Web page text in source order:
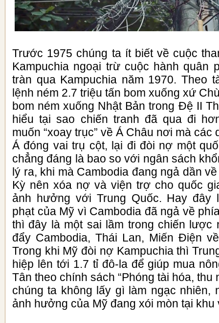
Trước 1975 chúng ta ít biết về cuộc
Kampuchia ngoại trừ cuộc hành quân
tràn qua Kampuchia năm 1970. Theo
lệnh ném 2.7 triệu tấn bom xuống xứ
bom ném xuống Nhật Bản trong Đệ II
hiểu tại sao chiến tranh đã qua đi
muốn “xoay trục” về Á Châu nơi mà
Á đóng vai trụ cột, lại đi đòi nợ một
chẳng đáng là bao so với ngân sách
lý ra, khi mà Cambodia đang ngả dần
Kỳ nên xóa nợ và viện trợ cho quốc
ảnh hưởng với Trung Quốc. Hay đây
phạt của Mỹ vì Cambodia đã ngả về
thì đây là một sai lầm trong chiến lược
đẩy Cambodia, Thái Lan, Miến Điện
Trong khi Mỹ đòi nợ Kampuchia thì
hiệp lên tới 1.7 tỉ đô-la để giúp mua
Tân theo chính sách “Phóng tài hóa, thu
chúng ta không lấy gì làm ngạc nhiên,
ảnh hưởng của Mỹ đang xói mòn tại